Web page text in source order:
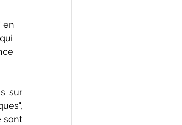
en
sur
sont